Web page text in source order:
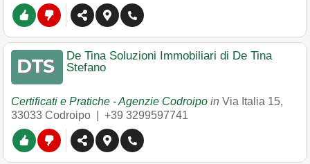
De Tina Soluzioni Immobiliari di De Tina
Stefano
Certificati e Pratiche - Agenzie Codroipo in Via Italia 15,
33033 Codroipo +39 3299597741